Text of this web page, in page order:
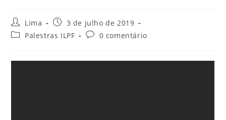
Lima
3 de julho de 2019
Palestras ILPF
0 comentário